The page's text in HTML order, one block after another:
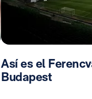
Así es el
Budapest